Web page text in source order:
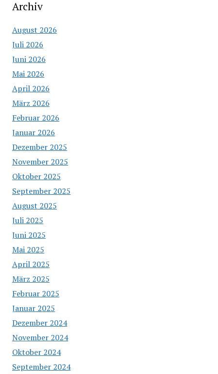
Archiv
August 2026
Juli 2026
Juni 2026
Mai 2026
April 2026
März 2026
Februar 2026
Januar 2026
Dezember 2025
November 2025
Oktober 2025
September 2025
August 2025
Juli 2025
Juni 2025
Mai 2025
April 2025
März 2025
Februar 2025
Januar 2025
Dezember 2024
November 2024
Oktober 2024
September 2024